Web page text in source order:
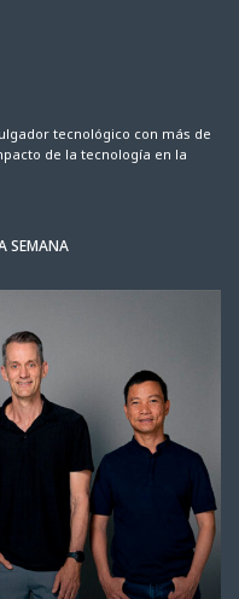
tecnológico con más de
de la tecnología en la
SEMANA